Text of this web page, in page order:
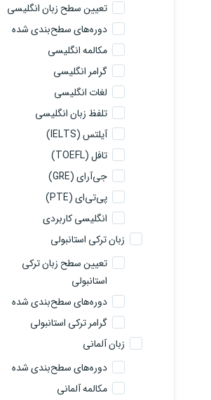
تعیین سطح زبان انگلیسی
دوره‌های سطح‌بندی شده
مکالمه انگلیسی
گرامر انگلیسی
لغات انگلیسی
تلفظ زبان انگلیسی
آیلتس (IELTS)
تافل (TOEFL)
جی‌آرای (GRE)
پی‌تی‌ای (PTE)
انگلیسی کاربردی
زبان ترکی استانبولی
تعیین سطح زبان ترکی
استانبولی
دوره‌های سطح‌بندی شده
گرامر ترکی استانبولی
زبان آلمانی
دوره‌های سطح‌بندی شده
مکالمه آلمانی